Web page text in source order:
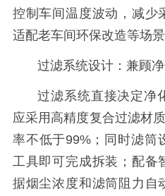
控制车间温度波动，减少
适配老车间环保改造等场景
过滤系统设计：兼顾
过滤系统直接决定净
应采用高精度复合过滤材
率不低于99%；同时滤筒
工具即可完成拆装；配备
据烟尘浓度和滤筒阻力自